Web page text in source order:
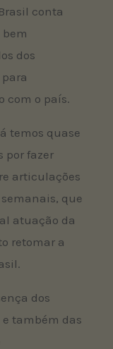
conta
dos
com o país.
temos quase
por fazer
articulações
que
atuação da
retomar a
dos
e também das